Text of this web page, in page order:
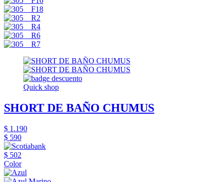
Quick shop
SHORT DE BAÑO CHUMUS
$ 1.190
$ 590
$ 502
Color